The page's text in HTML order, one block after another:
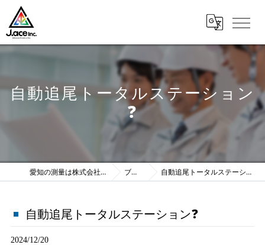
自動追尾トータルステーション
❓
愛知の測量は株式会社J.ace ブログ 自動追尾トータルステーション❓
自動追尾トータルステーション❓
2024/12/20